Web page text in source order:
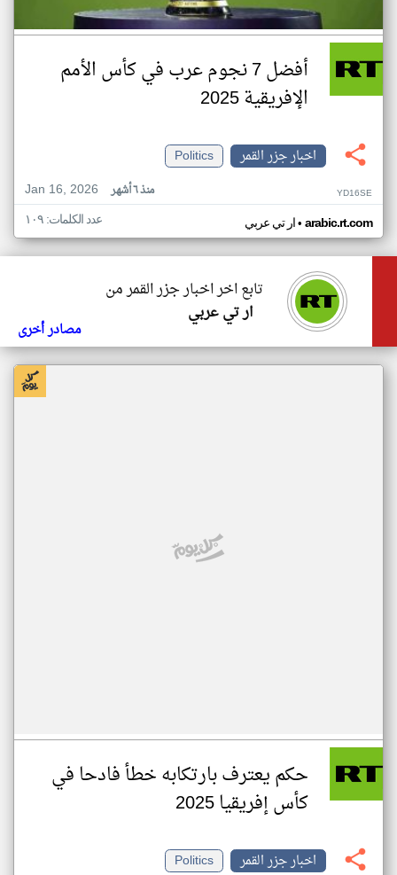
أفضل 7 نجوم عرب في كأس الأمم
الإفريقية 2025
اخبار جزر القمر
Politics
Jan 16, 2026
منذ ٦ أشهر YD16SE
ار تي عربي• arabic.rt.com عدد الكلمات: ١٠٩
تابع اخر اخبار جزر القمر من
ار تي عربي
مصادر أخرى
حكم يعترف بارتكابه خطأ فادحا في
كأس إفريقيا 2025
اخبار جزر القمر
Politics